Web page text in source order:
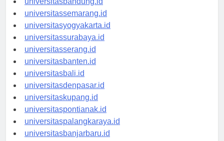
universitasbandung.id
universitassemarang.id
universitasyogyakarta.id
universitassurabaya.id
universitasserang.id
universitasbanten.id
universitasbali.id
universitasdenpasar.id
universitaskupang.id
universitaspontianak.id
universitaspalangkaraya.id